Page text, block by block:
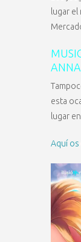
lugar el
ANNA
esta
lugar
Aquí os